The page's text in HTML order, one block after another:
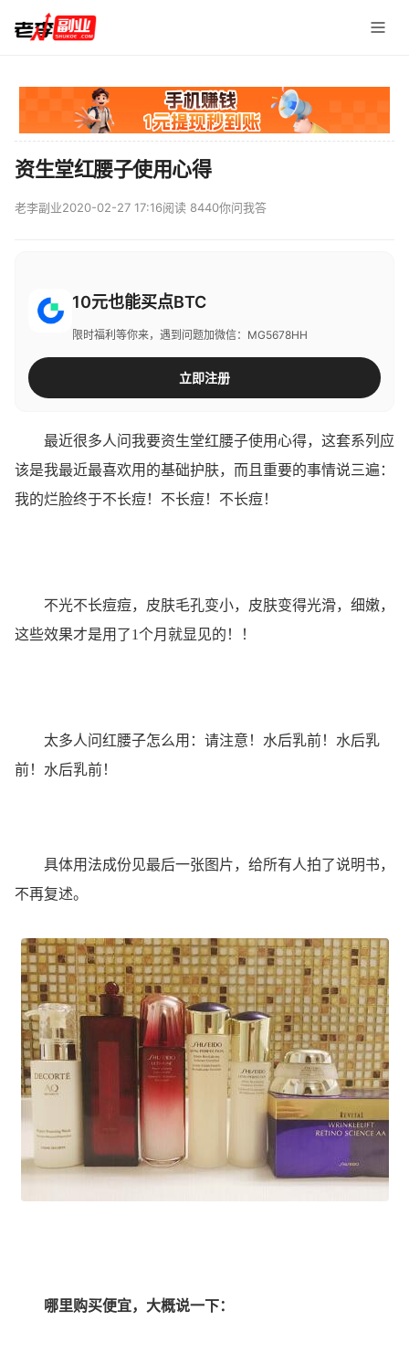
资生堂红腰子使用心得
老李副业2020-02-27 17:16阅读 8440你问我答
10元也能买点BTC
限时福利等你来，遇到问题加微信：MG5678HH
立即注册
最近很多人问我要资生堂红腰子使用心得，这套系列应
该是我最近最喜欢用的基础护肤，而且重要的事情说三遍：
我的烂脸终于不长痘！不长痘！不长痘！
不光不长痘痘，皮肤毛孔变小，皮肤变得光滑，细嫩，
这些效果才是用了1个月就显见的！！
太多人问红腰子怎么用：请注意！水后乳前！水后乳
前！水后乳前！
具体用法成份见最后一张图片，给所有人拍了说明书，
不再复述。
哪里购买便宜，大概说一下：